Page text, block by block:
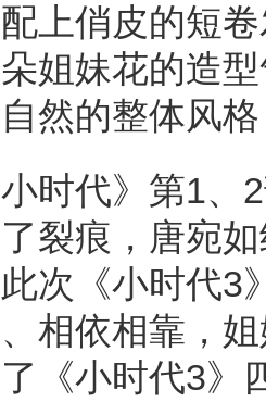
上俏皮的短
姐妹花的造
然的整体风
代》第1、2
裂痕，唐宛
次《小时代3
相依相靠，
《小时代3》